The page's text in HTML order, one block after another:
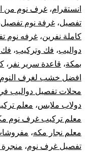
انستقرام، غرف نوم من
تفصيل، غرفة نوم تفصيل
كاملة نفرين، غرفه نوم
دواليب، فك وتركيب، فك
بمكة، قاعدة سرير نفر ،
افضل خشب لغرف النوم
محلات تفصيل دواليب
دولاب ملابس، معلم
معلم تركيب غرف نوم
معلم نجار مكه،
تفصيل غرف نوم،